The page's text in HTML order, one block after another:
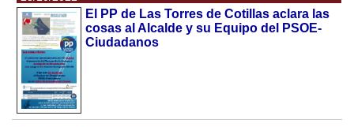
El PP de Las Torres de Cotillas aclara las
cosas al Alcalde y su Equipo del PSOE-
Ciudadanos